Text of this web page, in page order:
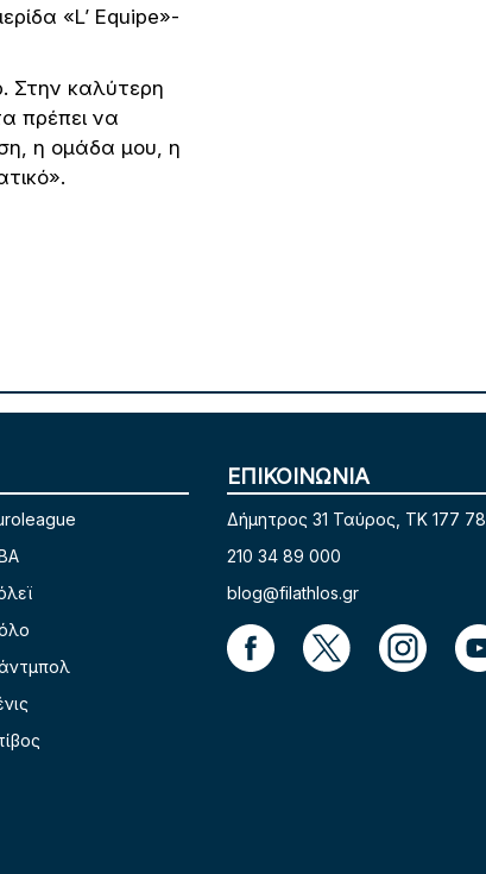
«L’ Equipe»-
Στην καλύτερη
πρέπει να
η ομάδα μου, η
ΕΠΙΚΟΙΝΩΝΙΑ
Δήμητρος 31 Ταύρος, TK 177 78
210 34 89 000
blog@filathlos.gr